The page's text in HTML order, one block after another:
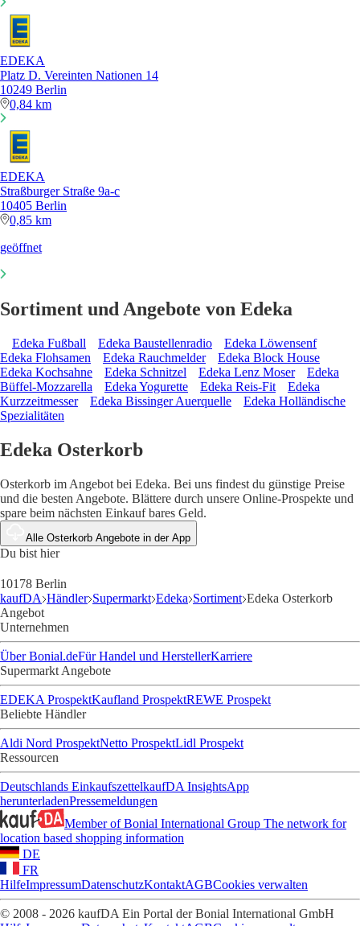
EDEKA
Platz D. Vereinten Nationen 14
10249 Berlin
0,84 km
EDEKA
Straßburger Straße 9a-c
10405 Berlin
0,85 km
geöffnet
Sortiment und Angebote von Edeka
Edeka Fußball Edeka Baustellenradio
Edeka Löwensenf
Edeka Flohsamen
Edeka Rauchmelder
Edeka Block House
Edeka Kochsahne
Edeka Schnitzel Edeka Lenz Moser
Edeka
Büffel-Mozzarella
Edeka Yogurette Edeka Reis-Fit
Edeka
Kurzzeitmesser
Edeka Bissinger Auerquelle
Edeka Holländische
Spezialitäten
Edeka Osterkorb
Osterkorb im Angebot bei Edeka. Bei uns findest du günstige Preise
und die besten Angebote. Blättere durch unsere Online-Prospekte und
spare beim nächsten Einkauf bares Geld.
Alle Osterkorb Angebote in der App
Du bist hier
10178 Berlin
kaufDA Händler Supermarkt Edeka Sortiment Edeka Osterkorb
Angebot
Unternehmen
Über Bonial.deFür Handel und HerstellerKarriere
Supermarkt Angebote
EDEKA ProspektKaufland ProspektREWE Prospekt
Beliebte Händler
Aldi Nord ProspektNetto ProspektLidl Prospekt
Ressourcen
Deutschlands EinkaufszettelkaufDA InsightsApp
herunterladenPressemeldungen
Member of Bonial International Group The network for
location based shopping information
DE
FR
HilfeImpressumDatenschutzKontaktAGBCookies verwalten
© 2008 - 2026 kaufDA Ein Portal der Bonial International GmbH